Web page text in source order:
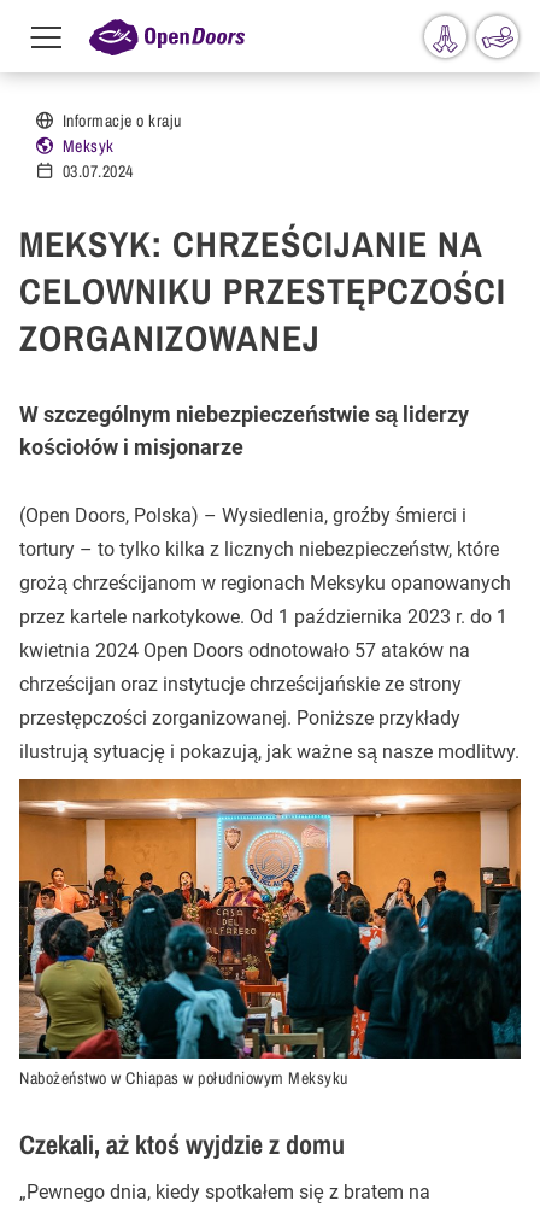
Przejdź do treści
Menu
toggle
Informacje o kraju
Meksyk
03.07.2024
MEKSYK: CHRZEŚCIJANIE NA
CELOWNIKU PRZESTĘPCZOŚCI
ZORGANIZOWANEJ
W szczególnym niebezpieczeństwie są liderzy
kościołów i misjonarze
(Open Doors, Polska) – Wysiedlenia, groźby śmierci i
tortury – to tylko kilka z licznych niebezpieczeństw, które
grożą chrześcijanom w regionach Meksyku opanowanych
przez kartele narkotykowe. Od 1 października 2023 r. do 1
kwietnia 2024 Open Doors odnotowało 57 ataków na
chrześcijan oraz instytucje chrześcijańskie ze strony
przestępczości zorganizowanej. Poniższe przykłady
ilustrują sytuację i pokazują, jak ważne są nasze modlitwy.
Nabożeństwo w Chiapas w południowym Meksyku
Czekali, aż ktoś wyjdzie z domu
„Pewnego dnia, kiedy spotkałem się z bratem na